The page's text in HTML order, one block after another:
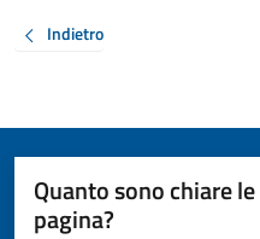
Indietro
Quanto sono chiare
pagina?